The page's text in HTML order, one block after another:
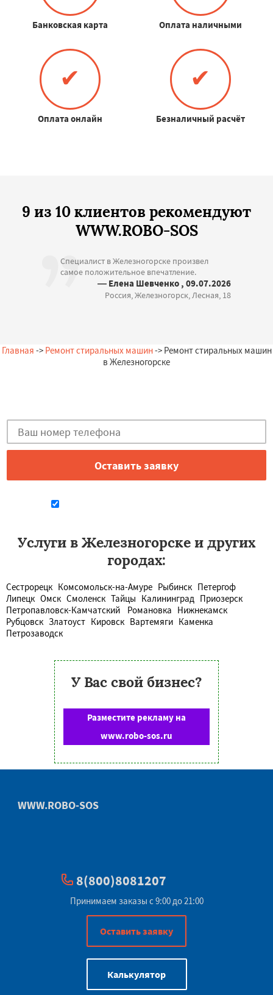
Банковская карта Оплата наличными
✔
Оплата онлайн
✔
Безналичный расчёт
9 из 10 клиентов рекомендуют
WWW.ROBO-SOS
Специалист в Железногорске произвел
самое положительное впечатление.
— Елена Шевченко , 09.07.2026
Россия, Железногорск, Лесная, 18
Главная -> Ремонт стиральных машин-> Ремонт стиральных машин
в Железногорске
Услуги в Железногорске и других
городах:
Сестрорецк Комсомольск-на-Амуре Рыбинск Петергоф
Липецк Омск Смоленск Тайцы Калининград Приозерск
Петропавловск-Камчатский
Романовка Нижнекамск
Рубцовск Златоуст Кировск Вартемяги Каменка
Петрозаводск
У Вас свой бизнес?
Разместите рекламу на
www.robo-sos.ru
WWW.ROBO-SOS
8(800)8081207
Принимаем заказы с 9:00 до 21:00
Оставить заявку
Калькулятор